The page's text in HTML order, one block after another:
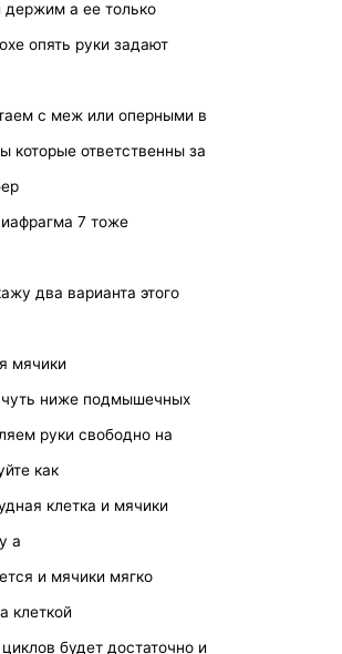
держим а ее только
опять руки задают
с меж или оперными в
ответственны за
7 тоже
два варианта этого
мячики
чуть ниже подмышечных
руки свободно на
как
клетка и мячики
а
и мячики мягко
клеткой
будет достаточно и